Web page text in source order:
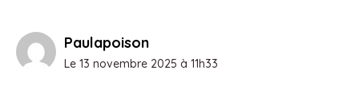
Paulapoison
Le 13 novembre 2025 à 11h33